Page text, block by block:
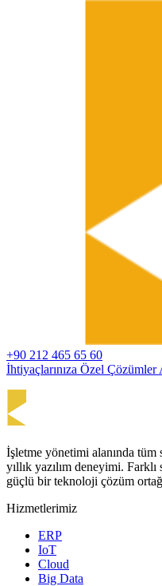
+90 212 465 65 60
İhtiyaçlarınıza Özel Çözümler
İşletme yönetimi alanında
yıllık yazılım deneyimi.
güçlü bir teknoloji çözüm
Hizmetlerimiz
ERP
IoT
Cloud
Big Data